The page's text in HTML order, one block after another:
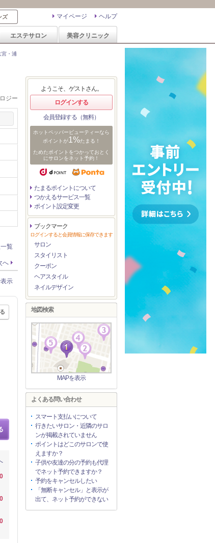
ヘルプ
マイページ
ズ
エステサロン 美容クリニック
宮・浦
ジー
覧
へ
示
ようこそ、ゲストさん。
ログインする
会員登録する（無料）
ホットペッパービューティーなら
ポイントが1%たまる！
ためたポイントをつかっておとく
にサロンをネット予約！
たまるポイントについて
つかえるサービス一覧
ポイント設定変更
ブックマーク
ログインすると会員情報に保存できます
サロン
スタイリスト
クーポン
ヘアスタイル
ネイルデザイン
地図検索
MAPを表示
よくある問い合わせ
スマート支払いについて
行きたいサロン・近隣のサロ
ンが掲載されていません
ポイントはどこのサロンで使
えますか？
子供や友達の分の予約も代理
でネット予約できますか？
予約をキャンセルしたい
「無断キャンセル」と表示が
出て、ネット予約ができない